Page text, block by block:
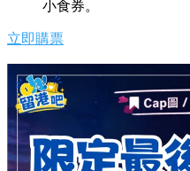
小食券。
立即購票